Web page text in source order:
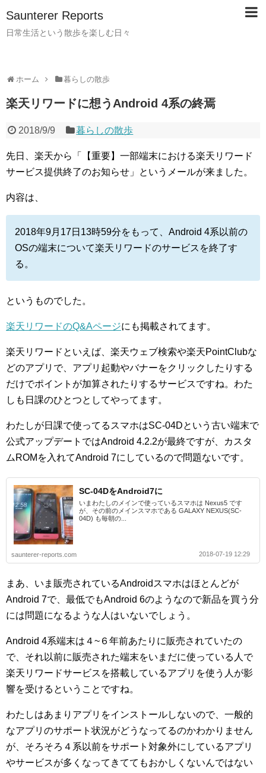
Saunterer Reports
日常生活という散歩を楽しむ日々
ホーム 暮らしの散歩
楽天リワードに想うAndroid 4系の終焉
2018/9/9 暮らしの散歩
先日、楽天から「【重要】一部端末における楽天リワード
サービス提供終了のお知らせ」というメールが来ました。
内容は、
2018年9月17日13時59分をもって、Android 4系以前の
OSの端末について楽天リワードのサービスを終了す
る。
というものでした。
楽天リワードのQ&Aページにも掲載されてます。
楽天リワードといえば、楽天ウェブ検索や楽天PointClubな
どのアプリで、アプリ起動やバナーをクリックしたりする
だけでポイントが加算されたりするサービスですね。わた
しも日課のひとつとしてやってます。
わたしが日課で使ってるスマホはSC-04Dという古い端末で
公式アップデートではAndroid 4.2.2が最終ですが、カスタ
ムROMを入れてAndroid 7にしているので問題ないです。
SC-04DをAndroid7に
いまわたしのメインで使っているスマホは Nexus5 です
が、その前のメインスマホである GALAXY NEXUS(SC-
04D) も毎朝の...
saunterer-reports.com 2018-07-19 12:29
まあ、いま販売されているAndroidスマホはほとんどが
Android 7で、最低でもAndroid 6のようなので新品を買う分
には問題になるような人はいないでしょう。
Android 4系端末は４~６年前あたりに販売されていたの
で、それ以前に販売された端末をいまだに使っている人で
楽天リワードサービスを搭載しているアプリを使う人が影
響を受けるということですね。
わたしはあまりアプリをインストールしないので、一般的
なアプリのサポート状況がどうなってるのかわかりません
が、そろそろ４系以前をサポート対象外にしているアプリ
やサービスが多くなってきててもおかしくないんではない